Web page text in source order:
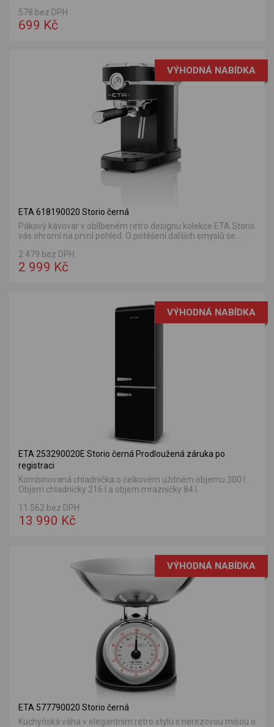
578 bez DPH
699 Kč
VÝHODNÁ NABÍDKA
ETA 618190020 Storio černá
Pákový kávovar v oblíbeném retro designu kolekce ETA Storio
vás ohromí na první pohled. O potěšení dalších smyslů se...
2 479 bez DPH
2 999 Kč
VÝHODNÁ NABÍDKA
ETA 253290020E Storio černá Prodloužená záruka po
registraci
Kombinovaná chladnička o celkovém užitném objemu 300 l.
Objem chladničky 216 l a objem mrazničky 84 l.
11 562 bez DPH
13 990 Kč
VÝHODNÁ NABÍDKA
ETA 577790020 Storio černá
Kuchyňská váha v elegantním retro stylu s nerezovou mísou o